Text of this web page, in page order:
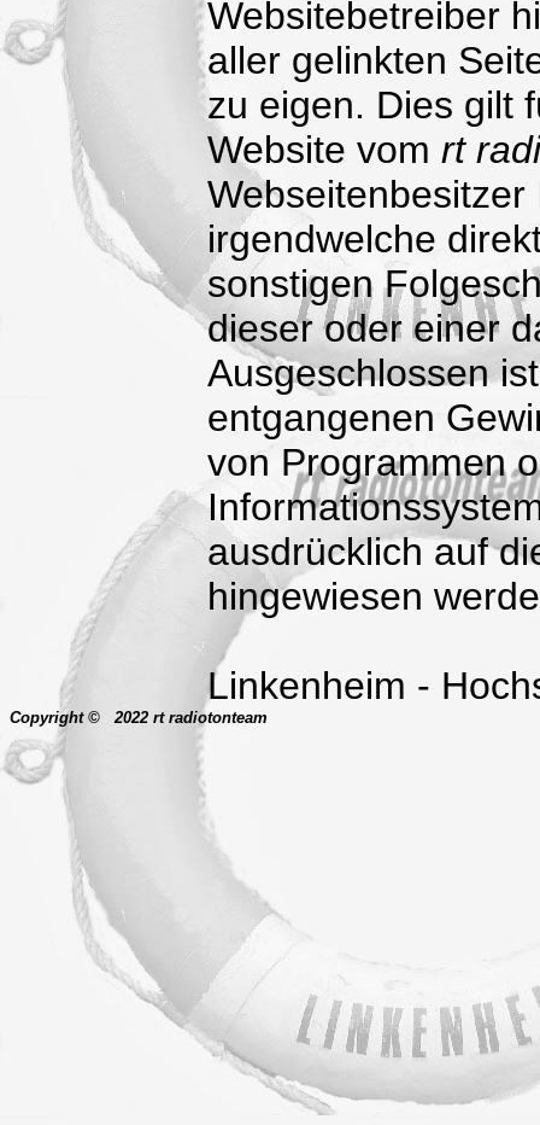
Websitebetreiber
aller gelinkten
zu eigen. Dies gilt
Website vom rt
irgendwelche
sonstigen
dieser oder einer
Ausgeschlossen
entgangenen
von Programmen
ausdrücklich auf
hingewiesen
Linkenheim -
Copyright © 2022 rt radiotonteam